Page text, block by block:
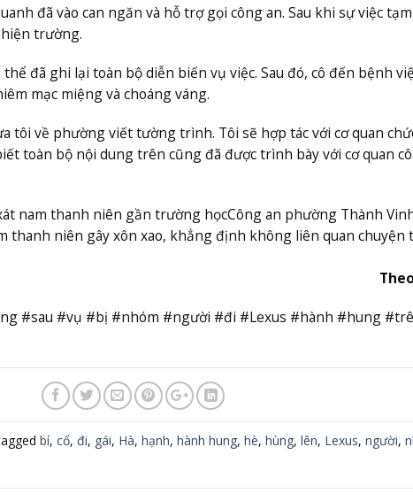
đã vào can ngăn và hỗ trợ gọi công an. Sau khi sự việc
trường.
đã ghi lại toàn bộ diễn biến vụ việc. Sau đó, cô đến bệnh
mạc miệng và choáng váng.
tôi về phường viết tường trình. Tôi sẽ hợp tác với cơ quan
toàn bộ nội dung trên cũng đã được trình bày với cơ quan
nam thanh niên gần trường họcCông an phường Thành
thanh niên gây xôn xao, khẳng định không liên quan chuyện
#sau #vụ #bị #nhóm #người #đi #Lexus #hành #hung
bí, cổ, đi, gái, Hà, hạnh, hành hung, hè, hùng, lên, Lexus, người,